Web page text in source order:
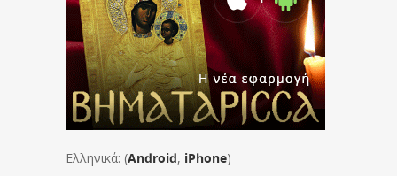
Ελληνικά: (Android, iPhone)